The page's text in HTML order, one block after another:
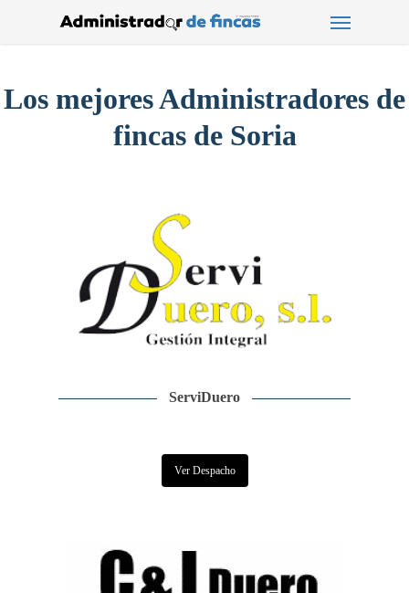
Menu
Los mejores Administradores de
fincas de Soria
ServiDuero
Ver Despacho